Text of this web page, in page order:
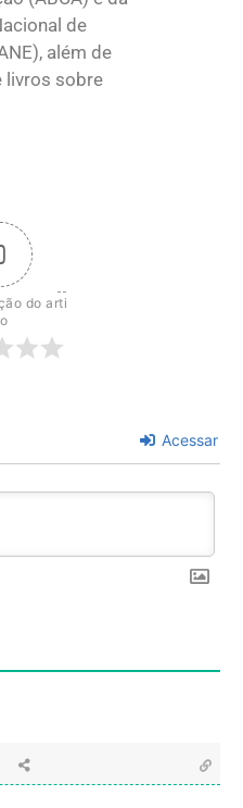
de
além de
livros sobre
do arti
Acessar